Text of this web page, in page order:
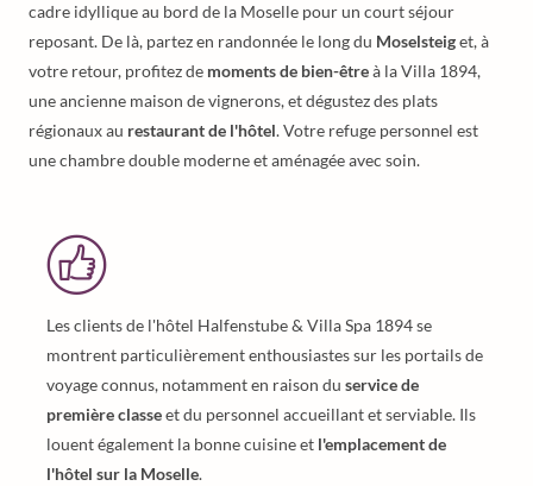
cadre idyllique au bord de la Moselle pour un court séjour
reposant. De là, partez en randonnée le long du Moselsteiget, à
votre retour, profitez de moments de bien-êtreà la Villa 1894,
une ancienne maison de vignerons, et dégustez des plats
régionaux au restaurant de l'hôtel. Votre refuge personnel est
une chambre double moderne et aménagée avec soin.
Les clients de l'hôtel Halfenstube & Villa Spa 1894 se
montrent particulièrement enthousiastes sur les portails de
voyage connus, notamment en raison du service de
première classeet du personnel accueillant et serviable. Ils
louent également la bonne cuisine et l'emplacement de
l'hôtel sur la Moselle.